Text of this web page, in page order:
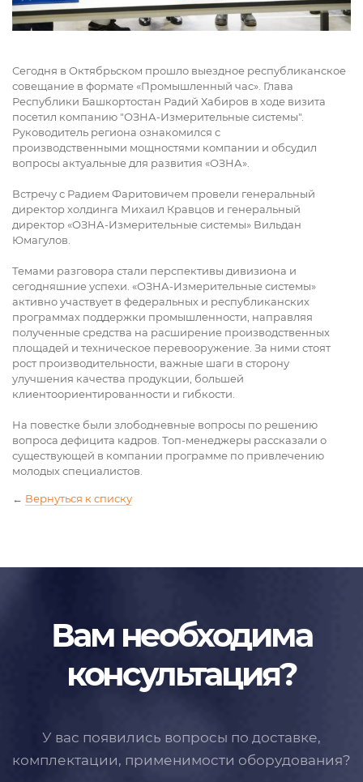
Сегодня в Октябрьском прошло выездное республиканское
совещание в формате «Промышленный час». Глава
Республики Башкортостан Радий Хабиров в ходе визита
посетил компанию "ОЗНА-Измерительные системы".
Руководитель региона ознакомился с
производственными мощностями компании и обсудил
вопросы актуальные для развития «ОЗНА».
Встречу с Радием Фаритовичем провели генеральный
директор холдинга Михаил Кравцов и генеральный
директор «ОЗНА-Измерительные системы» Вильдан
Юмагулов.
Темами разговора стали перспективы дивизиона и
сегодняшние успехи. «ОЗНА-Измерительные системы»
активно участвует в федеральных и республиканских
программах поддержки промышленности, направляя
полученные средства на расширение производственных
площадей и техническое перевооружение. За ними стоят
рост производительности, важные шаги в сторону
улучшения качества продукции, большей
клиентоориентированности и гибкости.
На повестке были злободневные вопросы по решению
вопроса дефицита кадров. Топ-менеджеры рассказали о
существующей в компании программе по привлечению
молодых специалистов.
← Вернуться к списку
Вам необходима
консультация?
У вас появились вопросы по доставке,
комплектации, применимости оборудования?